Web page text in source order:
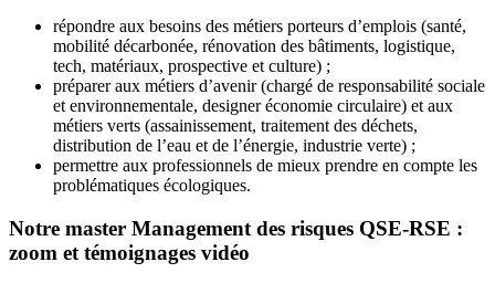
répondre aux besoins des métiers porteurs d’emplois (santé,
mobilité décarbonée, rénovation des bâtiments, logistique,
tech, matériaux, prospective et culture) ;
préparer aux métiers d’avenir (chargé de responsabilité sociale
et environnementale, designer économie circulaire) et aux
métiers verts (assainissement, traitement des déchets,
distribution de l’eau et de l’énergie, industrie verte) ;
permettre aux professionnels de mieux prendre en compte les
problématiques écologiques.
Notre master Management des risques QSE-RSE :
zoom et témoignages vidéo